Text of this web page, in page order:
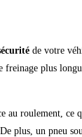
de votre
plus
au roulement,
plus, un pneu